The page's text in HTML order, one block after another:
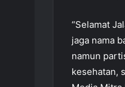
“Selamat
jaga nama
namun
kesehatan,